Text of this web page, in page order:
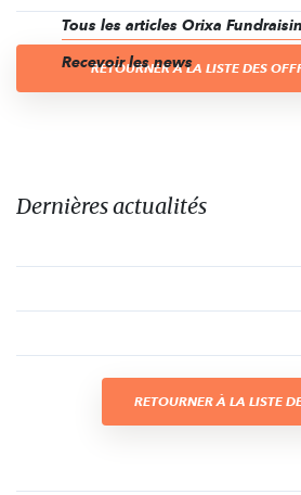
Tous les articles Orixa
Recevoir les news
RETOURNER À LA LISTE DES
Dernières actualités
RETOURNER À LA LISTE